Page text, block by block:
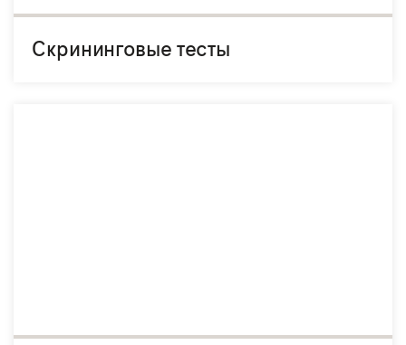
Скрининговые тесты